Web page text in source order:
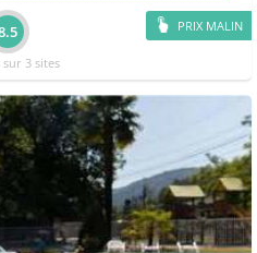
PRIX MALIN
sur 3 sites